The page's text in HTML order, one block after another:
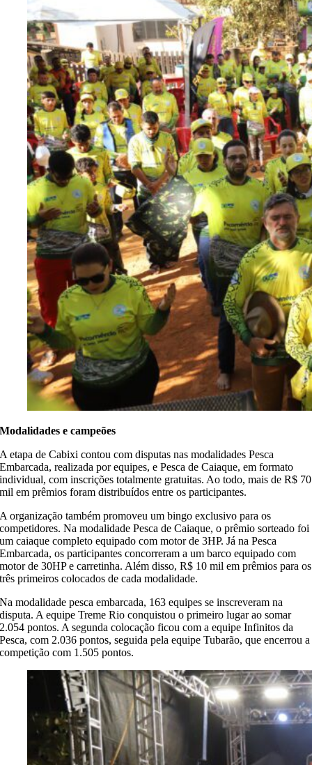
Modalidades e campeões
A etapa de Cabixi contou com disputas nas modalidades Pesca
Embarcada, realizada por equipes, e Pesca de Caiaque, em formato
individual, com inscrições totalmente gratuitas. Ao todo, mais de R$ 70
mil em prêmios foram distribuídos entre os participantes.
A organização também promoveu um bingo exclusivo para os
competidores. Na modalidade Pesca de Caiaque, o prêmio sorteado foi
um caiaque completo equipado com motor de 3HP. Já na Pesca
Embarcada, os participantes concorreram a um barco equipado com
motor de 30HP e carretinha. Além disso, R$ 10 mil em prêmios para os
três primeiros colocados de cada modalidade.
Na modalidade pesca embarcada, 163 equipes se inscreveram na
disputa. A equipe Treme Rio conquistou o primeiro lugar ao somar
2.054 pontos. A segunda colocação ficou com a equipe Infinitos da
Pesca, com 2.036 pontos, seguida pela equipe Tubarão, que encerrou a
competição com 1.505 pontos.